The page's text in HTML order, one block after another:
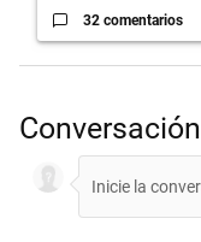
32 comentarios
Conversación